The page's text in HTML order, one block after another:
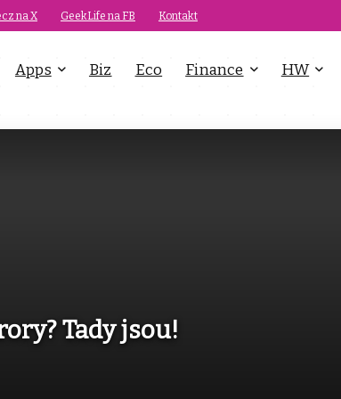
na X GeekLife na FB Kontakt
Apps Biz Eco Finance HW
Tady jsou!